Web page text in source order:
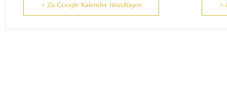
+ Zu Google Kalender hinzufügen +